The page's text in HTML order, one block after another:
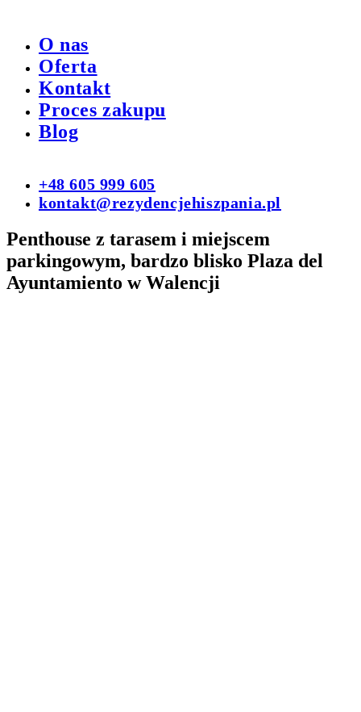
O nas
Oferta
Kontakt
Proces zakupu
Blog
+48 605 999 605
kontakt@rezydencjehiszpania.pl
Penthouse z tarasem i miejscem
parkingowym, bardzo blisko Plaza del
Ayuntamiento w Walencji